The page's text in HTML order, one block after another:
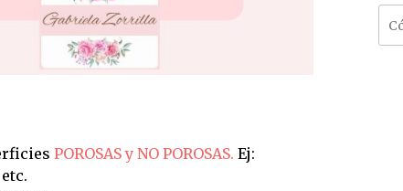
POROSAS y NO POROSAS. Ej: